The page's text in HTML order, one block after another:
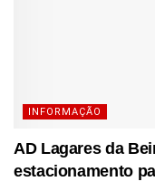
INFORMAÇÃO
AD Lagares da
estacionamento